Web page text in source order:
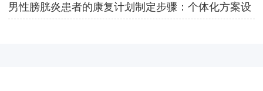
男性膀胱炎患者的康复计划制定步骤：个体化方案设